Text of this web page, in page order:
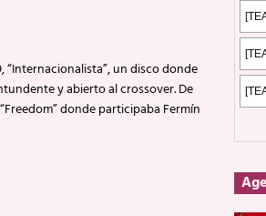
“Internacionalista”, un disco donde
y abierto al crossover. De
donde participaba Fermín